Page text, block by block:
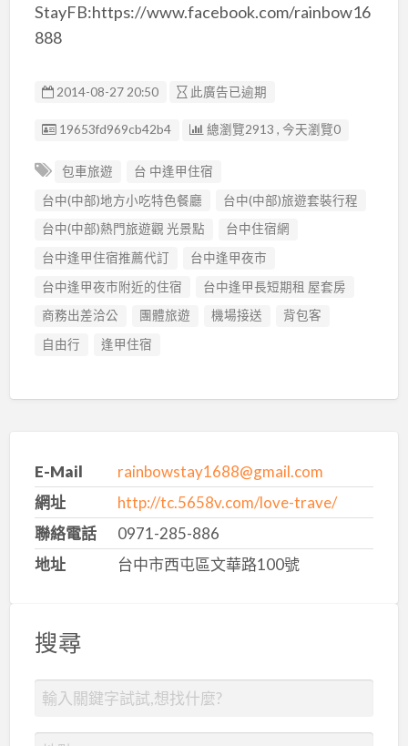
StayFB:https://www.facebook.com/rainbow16
888
2014-08-27 20:50 此廣告已逾期
廣告编號
19653fd969cb42b4 總瀏覽2913 , 今天瀏覽0
包車旅遊
台 中逢甲住宿
台中(中部)地方小吃特色餐廳
台中(中部)旅遊套裝行程
台中(中部)熱門旅遊觀 光景點
台中住宿網
台中逢甲住宿推薦代訂
台中逢甲夜市
台中逢甲夜市附近的住宿
台中逢甲長短期租 屋套房
商務出差洽公
團體旅遊 機場接送
背包客
自由行
逢甲住宿
E-Mail
rainbowstay1688@gmail.com
網址
http://tc.5658v.com/love-trave/
聯絡電話
0971-285-886
地址
台中市西屯區文華路100號
搜尋